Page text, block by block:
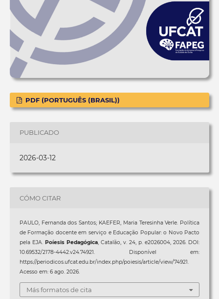
PDF (PORTUGUÊS (BRASIL))
PUBLICADO
2026-03-12
CÓMO CITAR
PAULO, Fernanda dos Santos; KAEFER, Maria Teresinha Verle. Política
de Formação docente em serviço e Educação Popular: o Novo Pacto
pela EJA. Poíesis Pedagógica, Catalão, v. 24, p. e2026004, 2026. DOI:
10.69532/2178-4442.v24.74921. Disponível em:
https://periodicos.ufcat.edu.br/index.php/poiesis/article/view/74921.
Acesso em: 6 ago. 2026.
Más formatos de cita